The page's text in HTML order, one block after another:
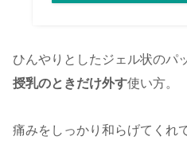
ひんやりとしたジェル状のパ
授乳のときだけ外す使い方。
痛みをしっかり和らげてくれ